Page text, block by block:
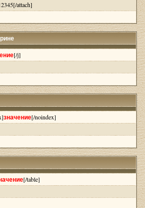
attach]
[/j]
значение[/noindex]
[/table]